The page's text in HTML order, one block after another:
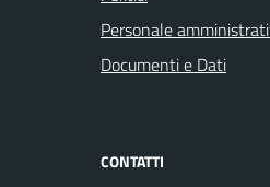
Personale
Documenti e Dati
CONTATTI